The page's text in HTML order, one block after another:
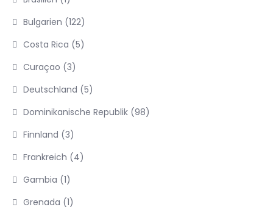
Bulgarien (122)
Costa Rica (5)
Curaçao (3)
Deutschland (5)
Dominikanische Republik (98)
Finnland (3)
Frankreich (4)
Gambia (1)
Grenada (1)